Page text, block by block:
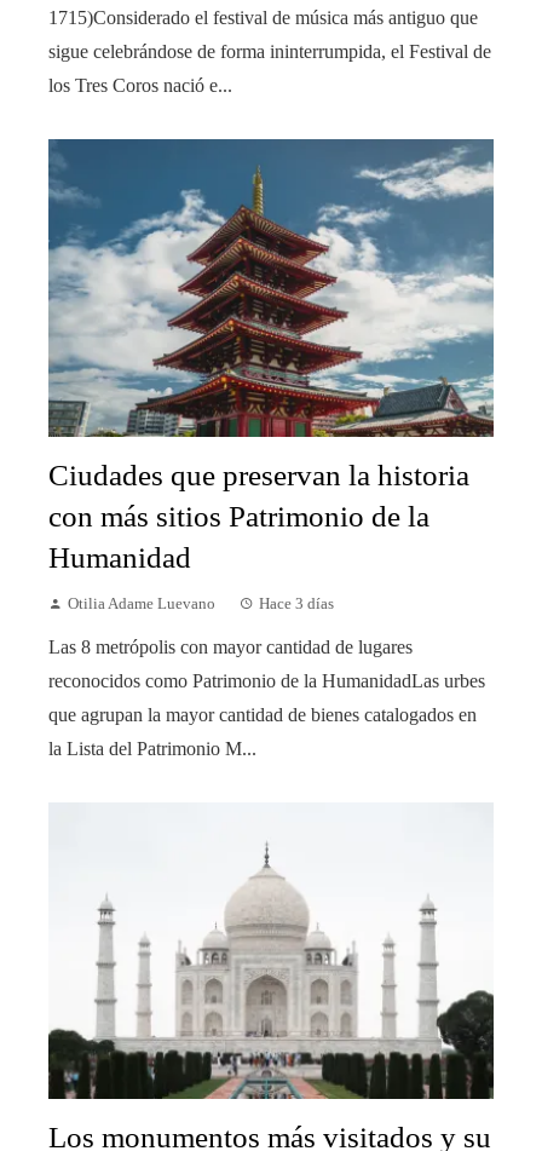
1715)Considerado el festival de música más antiguo que
sigue celebrándose de forma ininterrumpida, el Festival de
los Tres Coros nació e...
Ciudades que preservan la historia
con más sitios Patrimonio de la
Humanidad
Otilia Adame Luevano Hace 3 días
Las 8 metrópolis con mayor cantidad de lugares
reconocidos como Patrimonio de la HumanidadLas urbes
que agrupan la mayor cantidad de bienes catalogados en
la Lista del Patrimonio M...
Los monumentos más visitados y su